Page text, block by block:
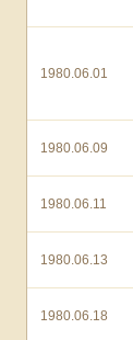
1980.06.01
1980.06.09
1980.06.11
1980.06.13
1980.06.18